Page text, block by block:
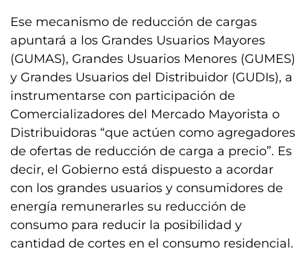
Ese mecanismo de reducción de cargas
apuntará a los Grandes Usuarios Mayores
(GUMAS), Grandes Usuarios Menores (GUMES)
y Grandes Usuarios del Distribuidor (GUDIs), a
instrumentarse con participación de
Comercializadores del Mercado Mayorista o
Distribuidoras “que actúen como agregadores
de ofertas de reducción de carga a precio”. Es
decir, el Gobierno está dispuesto a acordar
con los grandes usuarios y consumidores de
energía remunerarles su reducción de
consumo para reducir la posibilidad y
cantidad de cortes en el consumo residencial.